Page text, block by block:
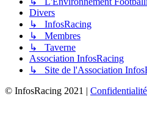
Divers
↳ InfosRacing
↳ Membres
↳ Taverne
Association InfosRacing
↳ Site de l'Association
© InfosRacing 2021 | Confidentialité